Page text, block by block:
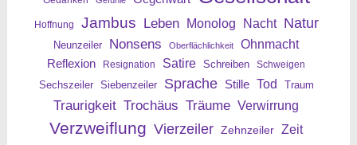
Hoffnung Jambus Leben Monolog Nacht Natur
Neunzeiler Nonsens Oberflächlichkeit
Ohnmacht
Reflexion
Resignation Satire Schreiben Schweigen
Sechszeiler Siebenzeiler Sprache Stille Tod Traum
Traurigkeit Trochäus Träume Verwirrung
Verzweiflung Vierzeiler Zehnzeiler Zeit